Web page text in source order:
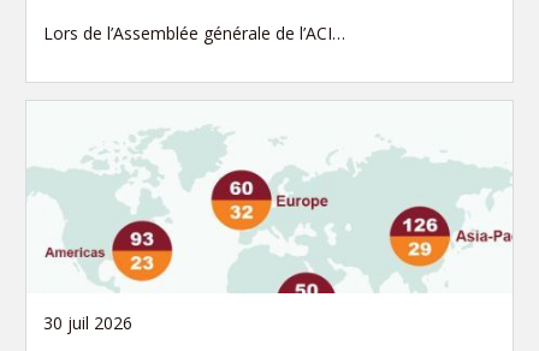
Lors de l’Assemblée générale de l’ACI…
30 juil 2026